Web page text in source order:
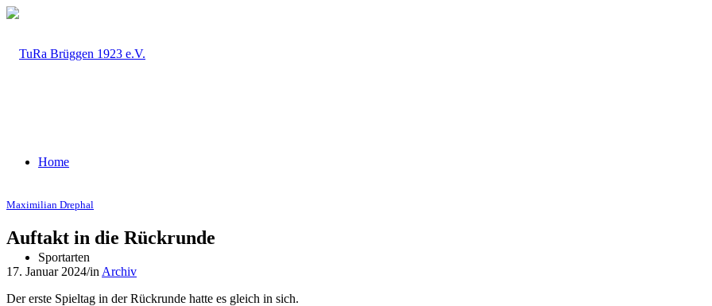
Home
Sportarten
Maximilian Drephal
Auftakt in die Rückrunde
17. Januar 2024/in Archiv
Der erste Spieltag in der Rückrunde hatte es gleich in sich.